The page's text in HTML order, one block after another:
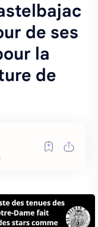
de ses
la
de